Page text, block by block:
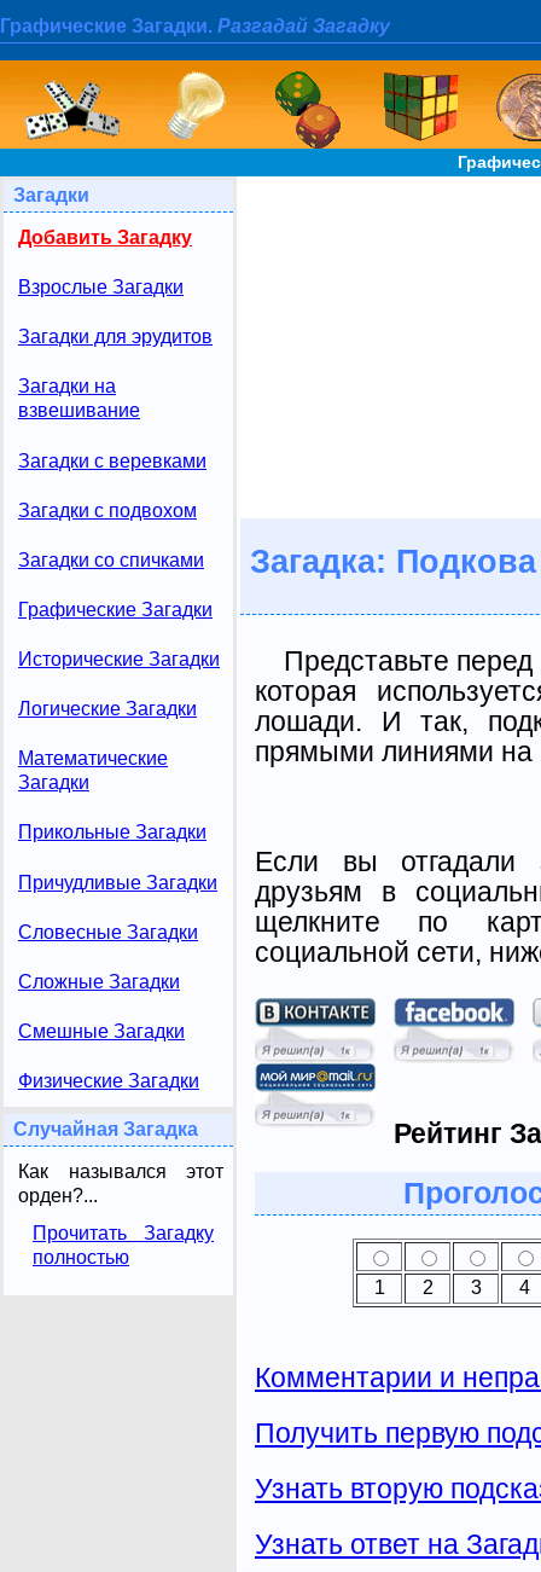
Графические Загадки. Разгадай Загадку
Загадки
Добавить Загадку
Взрослые Загадки
Загадки для эрудитов
Загадки на
взвешивание
Загадки с веревками
Загадки с подвохом
Загадки со спичками
Графические Загадки
Исторические Загадки
Логические Загадки
Математические
Загадки
Прикольные Загадки
Причудливые Загадки
Словесные Загадки
Сложные Загадки
Смешные Загадки
Физические Загадки
Случайная Загадка
Как назывался этот
орден?...
Прочитать Загадку
полностью
Загадка: Подкова
Представьте
которая
лошади. И так,
прямыми линиями на
Если вы отгадали
друзьям в
щелкните по
социальной сети,
Рейтинг
1 2 3 4
Комментарии и
Получить первую
Узнать вторую
Узнать ответ на